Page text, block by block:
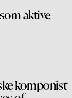
aktive
komponist